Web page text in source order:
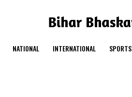
NATIONAL INTERNATIONAL SPORTS